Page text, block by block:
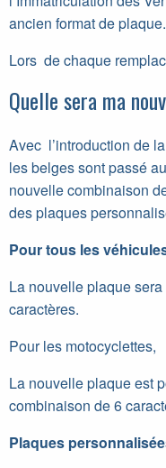
ancien format de plaque.
Lors de chaque
Quelle sera ma
Avec l’introduction de
les belges sont passé
nouvelle combinaison
des plaques
Pour tous les
La nouvelle plaque
caractères.
Pour les motocyclettes,
La nouvelle plaque est
combinaison de 6
Plaques